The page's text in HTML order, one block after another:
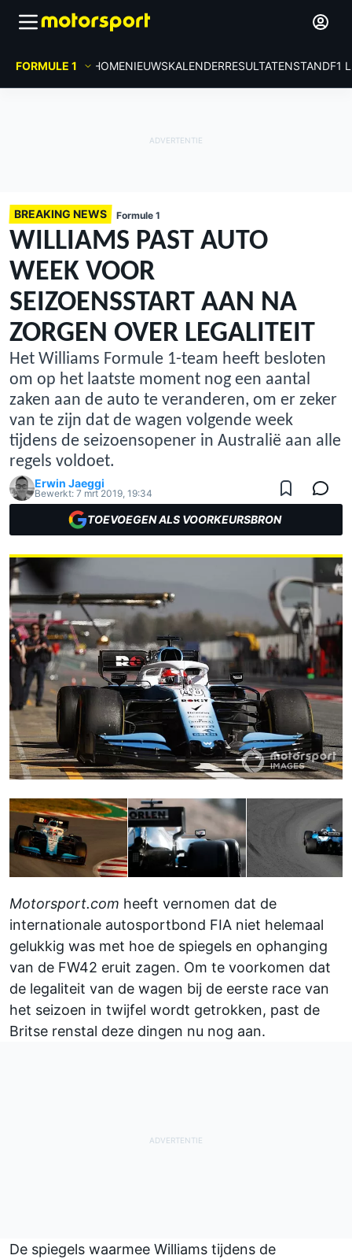
FORMULE 1 HOMENIEUWSKALENDERRESULTATENSTANDF1
BREAKING NEWS Formule 1
WILLIAMS PAST AUTO
WEEK VOOR
SEIZOENSSTART AAN NA
ZORGEN OVER LEGALITEIT
Het Williams Formule 1-team heeft besloten
om op het laatste moment nog een aantal
zaken aan de auto te veranderen, om er zeker
van te zijn dat de wagen volgende week
tijdens de seizoensopener in Australië aan alle
regels voldoet.
Erwin Jaeggi
Bewerkt: 7 mrt 2019, 19:34
TOEVOEGEN ALS VOORKEURSBRON
Motorsport.com heeft vernomen dat de
internationale autosportbond FIA niet helemaal
gelukkig was met hoe de spiegels en ophanging
van de FW42 eruit zagen. Om te voorkomen dat
de legaliteit van de wagen bij de eerste race van
het seizoen in twijfel wordt getrokken, past de
Britse renstal deze dingen nu nog aan.
De spiegels waarmee Williams tijdens de